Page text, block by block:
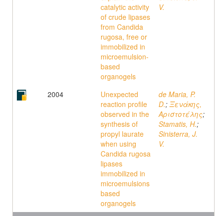
catalytic activity
of crude lipases
from Candida
rugosa, free or
immobilized in
microemulsion-
based
organogels
V.
2004
Unexpected
reaction profile
observed in the
synthesis of
propyl laurate
when using
Candida rugosa
lipases
immobilized in
microemulsions
based
organogels
de Maria, P.
D.; Ξενάκης,
Αριστοτέλης;
Stamatis, H.;
Sinisterra, J.
V.